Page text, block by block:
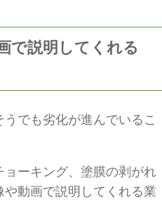
で説明してくれる
でも劣化が進んでいるこ
ーキング、塗膜の剥がれ
動画で説明してくれる業